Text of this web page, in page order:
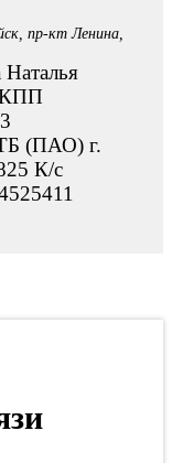
пр-кт Ленина,
Наталья
КПП
(ПАО) г.
К/с